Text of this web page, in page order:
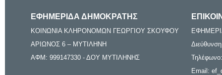
ΕΦΗΜΕΡΙΔΑ ΔΗΜΟΚΡΑΤΗΣ
ΚΟΙΝΩΝΙΑ ΚΛΗΡΟΝΟΜΩΝ ΓΕΩΡΓΙΟΥ ΣΚΟΥΦΟΥ
ΑΡΙΩΝΟΣ 6 – ΜΥΤΙΛΗΝΗ
ΑΦΜ: 999147330 - ΔΟΥ ΜΥΤΙΛΗΝΗΣ
Email: